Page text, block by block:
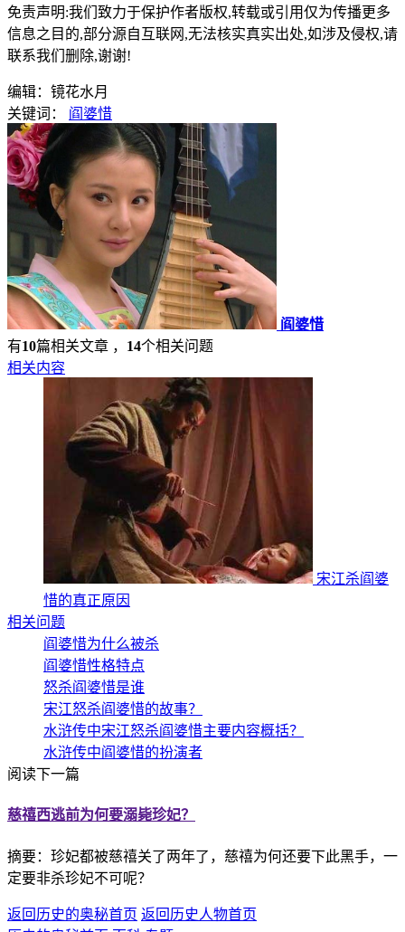
免责声明:我们致力于保护作者版权,转载或引用仅为传播更多
信息之目的,部分源自互联网,无法核实真实出处,如涉及侵权,请
联系我们删除,谢谢!
编辑：镜花水月
关键词： 阎婆惜
阎婆惜
有10篇相关文章 ， 14个相关问题
相关内容
宋江杀阎婆
惜的真正原因
相关问题
阎婆惜为什么被杀
阎婆惜性格特点
怒杀阎婆惜是谁
宋江怒杀阎婆惜的故事？
水浒传中宋江怒杀阎婆惜主要内容概括？
水浒传中阎婆惜的扮演者
阅读下一篇
慈禧西逃前为何要溺毙珍妃？
摘要：珍妃都被慈禧关了两年了，慈禧为何还要下此黑手，一
定要非杀珍妃不可呢？
返回历史的奥秘首页 返回历史人物首页